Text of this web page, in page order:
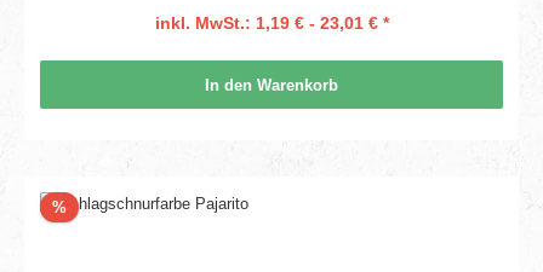
inkl. MwSt.: 1,19 € - 23,01 € *
In den Warenkorb
%Rabatt